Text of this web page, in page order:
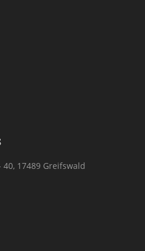
17489 Greifswald